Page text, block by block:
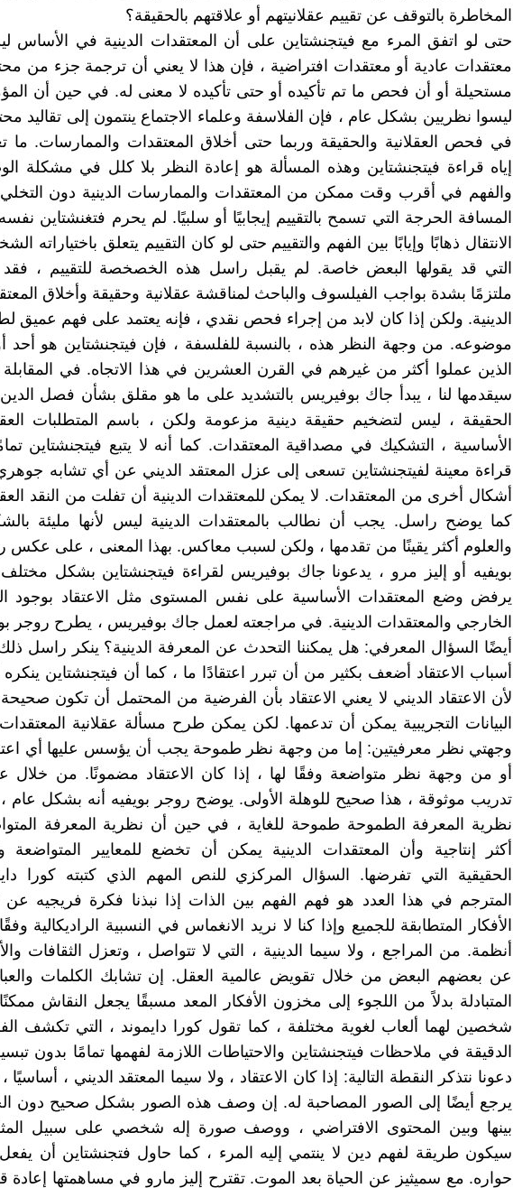
المخاطرة بالتوقف عن تقييم عقلانيتهم أو علاقتهم بالحقيقة؟
حتى لو اتفق المرء مع فيتجنشتاين على أن المعتقدات الدينية في الأساس
معتقدات عادية أو معتقدات افتراضية ، فإن هذا لا يعني أن ترجمة جزء من
مستحيلة أو أن فحص ما تم تأكيده أو حتى تأكيده لا معنى له. في حين أن
ليسوا نظريين بشكل عام ، فإن الفلاسفة وعلماء الاجتماع ينتمون إلى تقاليد
في فحص العقلانية والحقيقة وربما حتى أخلاق المعتقدات والممارسات. ما
إياه قراءة فيتجنشتاين وهذه المسألة هو إعادة النظر بلا كلل في مشكلة
والفهم في أقرب وقت ممكن من المعتقدات والممارسات الدينية دون
المسافة الحرجة التي تسمح بالتقييم إيجابيًا أو سلبيًا. لم يحرم فتغنشتاين
الانتقال ذهابًا وإيابًا بين الفهم والتقييم حتى لو كان التقييم يتعلق باختياراته
التي قد يقولها البعض خاصة. لم يقبل راسل هذه الخصخصة للتقييم ،
ملتزمًا بشدة بواجب الفيلسوف والباحث لمناقشة عقلانية وحقيقة وأخلاق
الدينية. ولكن إذا كان لابد من إجراء فحص نقدي ، فإنه يعتمد على فهم عميق
موضوعه. من وجهة النظر هذه ، بالنسبة للفلسفة ، فإن فيتجنشتاين هو أحد
الذين عملوا أكثر من غيرهم في القرن العشرين في هذا الاتجاه. في المقابلة
سيقدمها لنا ، يبدأ جاك بوفيريس بالتشديد على ما هو مقلق بشأن فصل
الحقيقة ، ليس لتضخيم حقيقة دينية مزعومة ولكن ، باسم المتطلبات
الأساسية ، التشكيك في مصداقية المعتقدات. كما أنه لا يتبع فيتجنشتاين
قراءة معينة لفيتجنشتاين تسعى إلى عزل المعتقد الديني عن أي تشابه
أشكال أخرى من المعتقدات. لا يمكن للمعتقدات الدينية أن تفلت من النقد
كما يوضح راسل. يجب أن نطالب بالمعتقدات الدينية ليس لأنها مليئة
والعلوم أكثر يقينًا من تقدمها ، ولكن لسبب معاكس. بهذا المعنى ، على عكس
بويفيه أو إليز مرو ، يدعونا جاك بوفيريس لقراءة فيتجنشتاين بشكل مختلف
يرفض وضع المعتقدات الأساسية على نفس المستوى مثل الاعتقاد بوجود
الخارجي والمعتقدات الدينية. في مراجعته لعمل جاك بوفيريس ، يطرح روجر
أيضًا السؤال المعرفي: هل يمكننا التحدث عن المعرفة الدينية؟ ينكر راسل
أسباب الاعتقاد أضعف بكثير من أن تبرر اعتقادًا ما ، كما أن فيتجنشتاين ينكره
لأن الاعتقاد الديني لا يعني الاعتقاد بأن الفرضية من المحتمل أن تكون
البيانات التجريبية يمكن أن تدعمها. لكن يمكن طرح مسألة عقلانية
وجهتي نظر معرفيتين: إما من وجهة نظر طموحة يجب أن يؤسس عليها أي
أو من وجهة نظر متواضعة وفقًا لها ، إذا كان الاعتقاد مضمونًا. من خلال
تدريب موثوقة ، هذا صحيح للوهلة الأولى. يوضح روجر بويفيه أنه بشكل عام
نظرية المعرفة الطموحة طموحة للغاية ، في حين أن نظرية المعرفة
أكثر إنتاجية وأن المعتقدات الدينية يمكن أن تخضع للمعايير المتواضعة
الحقيقية التي تفرضها. السؤال المركزي للنص المهم الذي كتبته كورا
المترجم في هذا العدد هو فهم الفهم بين الذات إذا نبذنا فكرة فريجيه
الأفكار المتطابقة للجميع وإذا كنا لا نريد الانغماس في النسبية الراديكالية
أنظمة. من المراجع ، ولا سيما الدينية ، التي لا تتواصل ، وتعزل الثقافات
عن بعضهم البعض من خلال تقويض عالمية العقل. إن تشابك الكلمات
المتبادلة بدلاً من اللجوء إلى مخزون الأفكار المعد مسبقًا يجعل النقاش
شخصين لهما ألعاب لغوية مختلفة ، كما تقول كورا دايموند ، التي تكشف
الدقيقة في ملاحظات فيتجنشتاين والاحتياطات اللازمة لفهمها تمامًا بدون
دعونا نتذكر النقطة التالية: إذا كان الاعتقاد ، ولا سيما المعتقد الديني ، أساسيًا
يرجع أيضًا إلى الصور المصاحبة له. إن وصف هذه الصور بشكل صحيح دون
بينها وبين المحتوى الافتراضي ، ووصف صورة إله شخصي على سبيل
سيكون طريقة لفهم دين لا ينتمي إليه المرء ، كما حاول فتجنشتاين أن
حواره. مع سميثيز عن الحياة بعد الموت. تقترح إليز مارو في مساهمتها إعادة